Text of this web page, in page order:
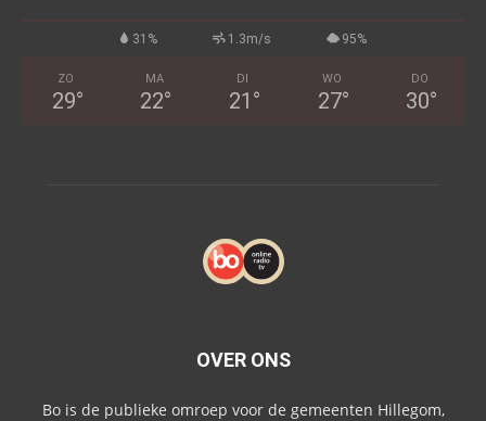
31% 1.3m/s 95%
ZO
29°
MA
22°
DI
21 °
WO
27°
DO
30°
OVER ONS
Bo is de publieke omroep voor de gemeenten Hillegom,